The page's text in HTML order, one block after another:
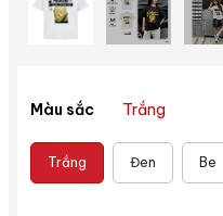
Màu sắc Trắng
Trắng Đen Be